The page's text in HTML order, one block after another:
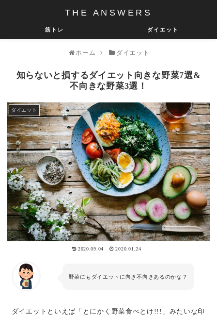
THE ANSWERS
筋トレ ダイエット
ホーム ダイエット
知らないと損するダイエット向きな野菜7選&
不向きな野菜3選！
ダイエット
2020.09.04 2020.01.24
野菜にもダイエットに向き不向きあるのかな？
ダイエットといえば「とにかく野菜食べとけ!!!」みたいな印